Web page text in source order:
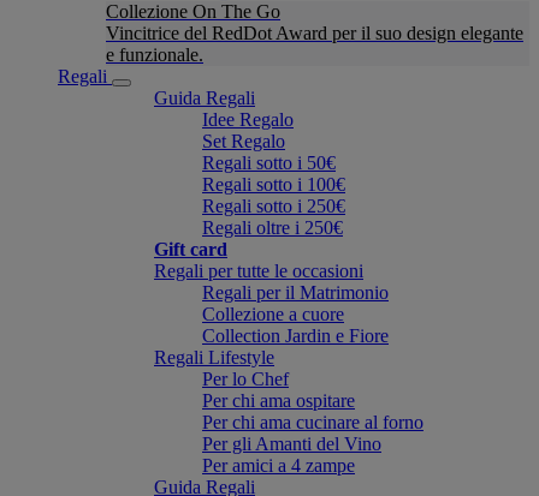
Collezione On The Go
Vincitrice del RedDot Award per il suo design elegante
e funzionale.
Regali
Guida Regali
Idee Regalo
Set Regalo
Regali sotto i 50€
Regali sotto i 100€
Regali sotto i 250€
Regali oltre i 250€
Gift card
Regali per tutte le occasioni
Regali per il Matrimonio
Collezione a cuore
Collection Jardin e Fiore
Regali Lifestyle
Per lo Chef
Per chi ama ospitare
Per chi ama cucinare al forno
Per gli Amanti del Vino
Per amici a 4 zampe
Guida Regali